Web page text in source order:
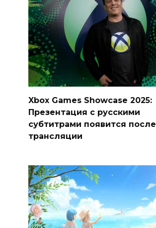
Xbox Games Showcase 2025:
Презентация с русскими
субтитрами появится после
трансляции